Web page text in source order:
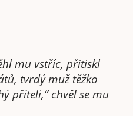
mu vstříc, přitiskl
tvrdý muž těžko
příteli,“ chvěl se mu